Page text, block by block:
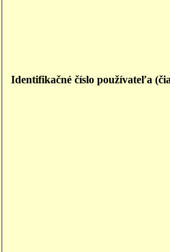
Identifikačné číslo používateľa